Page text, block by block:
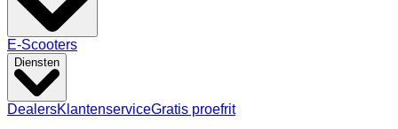
E-Scooters
Diensten
DealersKlantenserviceGratis proefrit